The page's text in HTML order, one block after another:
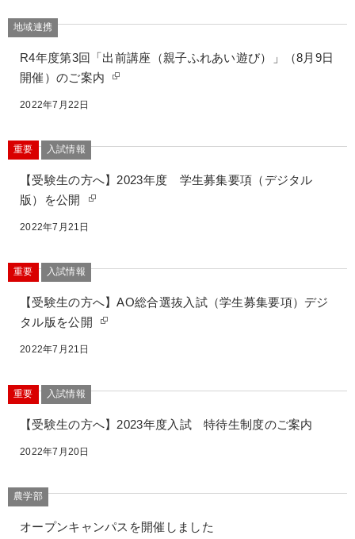
地域連携
R4年度第3回「出前講座（親子ふれあい遊び）」（8月9日
開催）のご案内
2022年7月22日
重要 入試情報
【受験生の方へ】2023年度 学生募集要項（デジタル
版）を公開
2022年7月21日
重要 入試情報
【受験生の方へ】AO総合選抜入試（学生募集要項）デジ
タル版を公開
2022年7月21日
重要 入試情報
【受験生の方へ】2023年度入試 特待生制度のご案内
2022年7月20日
農学部
オープンキャンパスを開催しました